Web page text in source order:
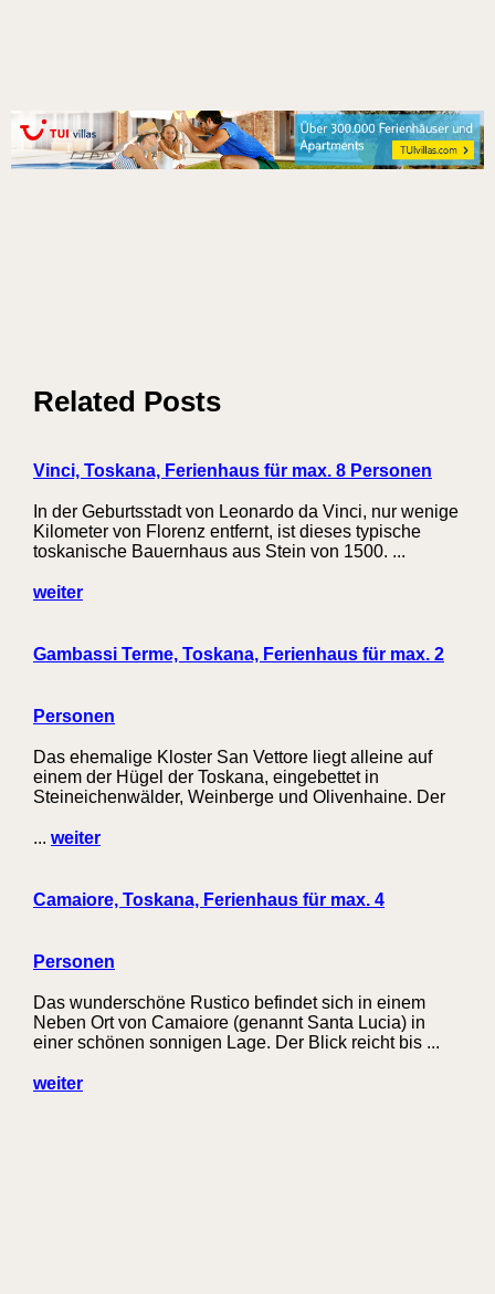
Related Posts
Vinci, Toskana, Ferienhaus für max. 8 Personen
In der Geburtsstadt von Leonardo da Vinci, nur wenige
Kilometer von Florenz entfernt, ist dieses typische
toskanische Bauernhaus aus Stein von 1500. ...
weiter
Gambassi Terme, Toskana, Ferienhaus für max. 2
Personen
Das ehemalige Kloster San Vettore liegt alleine auf
einem der Hügel der Toskana, eingebettet in
Steineichenwälder, Weinberge und Olivenhaine. Der
... weiter
Camaiore, Toskana, Ferienhaus für max. 4
Personen
Das wunderschöne Rustico befindet sich in einem
Neben Ort von Camaiore (genannt Santa Lucia) in
einer schönen sonnigen Lage. Der Blick reicht bis ...
weiter